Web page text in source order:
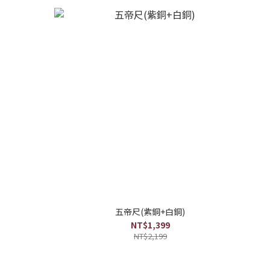
五帝尺(紫銅+白銅)
NT$1,399
NT$2,199